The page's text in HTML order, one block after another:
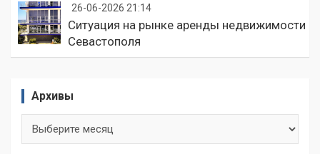
26-06-2026 21:14
Ситуация на рынке аренды недвижимости
Севастополя
Архивы